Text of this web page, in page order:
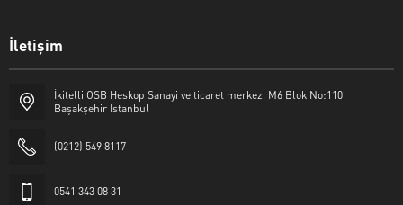
İletişim
İkitelli OSB Heskop Sanayi ve ticaret merkezi M6 Blok No:110
Başakşehir İstanbul
(0212) 549 8117
0541 343 08 31